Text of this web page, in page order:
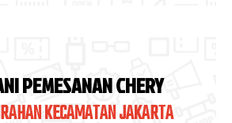
PEMESANAN CHERY
KECAMATAN JAKARTA